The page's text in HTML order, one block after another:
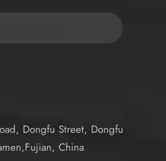
Dongfu Street, Dongfu
China